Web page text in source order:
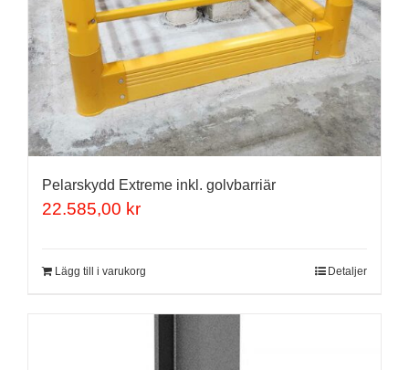
Pelarskydd Extreme inkl. golvbarriär
22.585,00 kr
Lägg till i varukorg Detaljer